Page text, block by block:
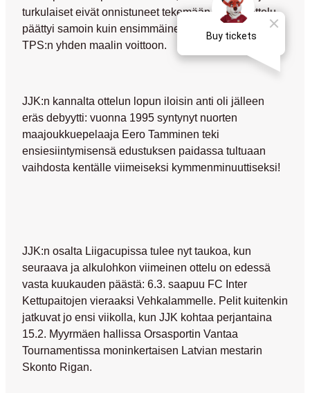
turkulaiset eivät onnistuneet tekemään, niinpä ottelu
päättyi samoin kuin ensimmäinenkin kohtaaminen –
TPS:n yhden maalin voittoon.
JJK:n kannalta ottelun lopun iloisin anti oli jälleen
eräs debyytti: vuonna 1995 syntynyt nuorten
maajoukkuepelaaja Eero Tamminen teki
ensiesiintymisensä edustuksen paidassa tultuaan
vaihdosta kentälle viimeiseksi kymmenminuuttiseksi!
JJK:n osalta Liigacupissa tulee nyt taukoa, kun
seuraava ja alkulohkon viimeinen ottelu on edessä
vasta kuukauden päästä: 6.3. saapuu FC Inter
Kettupaitojen vieraaksi Vehkalammelle. Pelit kuitenkin
jatkuvat jo ensi viikolla, kun JJK kohtaa perjantaina
15.2. Myyrmäen hallissa Orsasportin Vantaa
Tournamentissa moninkertaisen Latvian mestarin
Skonto Rigan.